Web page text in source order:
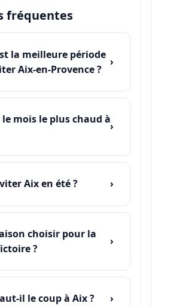
fréquentes
la meilleure période
Aix-en-Provence ?
le mois le plus chaud à
Aix en été ?
choisir pour la
?
il le coup à Aix ?